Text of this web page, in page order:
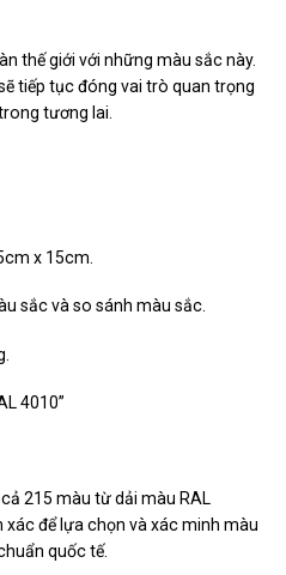
thế giới với những màu sắc này.
tiếp tục đóng vai trò quan trọng
tương lai.
x 15cm.
sắc và so sánh màu sắc.
4010”
215 màu từ dải màu RAL
xác để lựa chọn và xác minh màu
quốc tế.